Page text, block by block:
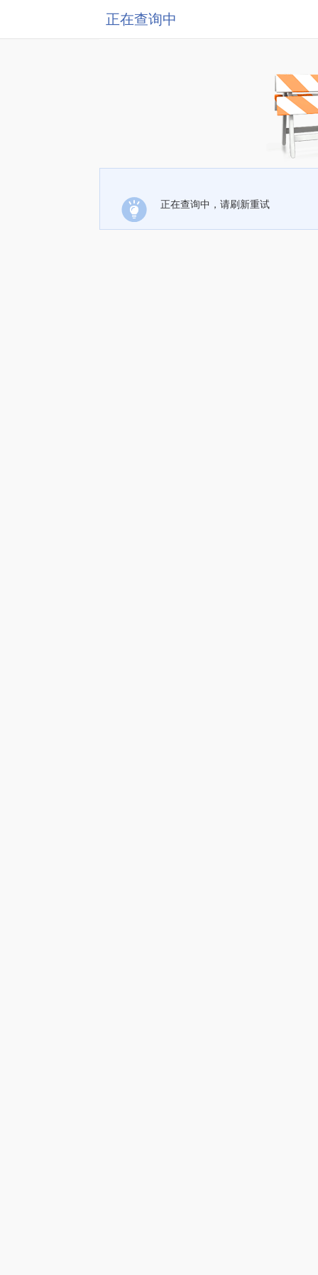
正在查询中
正在查询中，请刷新重试